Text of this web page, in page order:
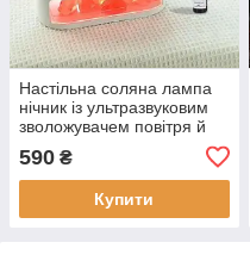
Настільна соляна лампа
нічник із ультразвуковим
зволожувачем повітря й
аромадифузор Білий
590 ₴
Купити